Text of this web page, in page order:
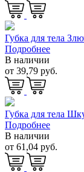
Губка для тела
Подробнее
В наличии
от 39,79 руб.
Губка для тела
Подробнее
В наличии
от 61,04 руб.